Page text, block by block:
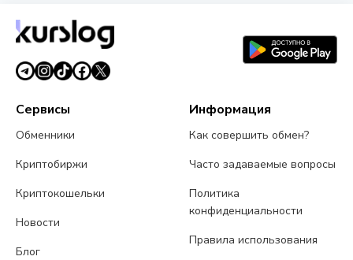
1 августа 2026 г.4 мин чтения
Сервисы
Обменники
Криптобиржи
Криптокошельки
Новости
Блог
Информация
Как совершить обмен?
Часто задаваемые вопросы
Политика
конфиденциальности
Правила использования